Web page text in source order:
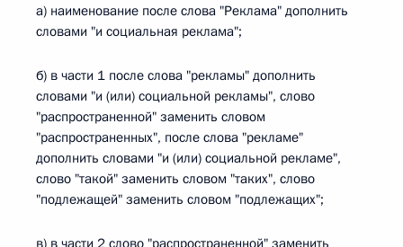
а) наименование после слова "Реклама" дополнить
словами "и социальная реклама";
б) в части 1 после слова "рекламы" дополнить
словами "и (или) социальной рекламы", слово
"распространенной" заменить словом
"распространенных", после слова "рекламе"
дополнить словами "и (или) социальной рекламе",
слово "такой" заменить словом "таких", слово
"подлежащей" заменить словом "подлежащих";
в) в части 2 слово "распространенной" заменить